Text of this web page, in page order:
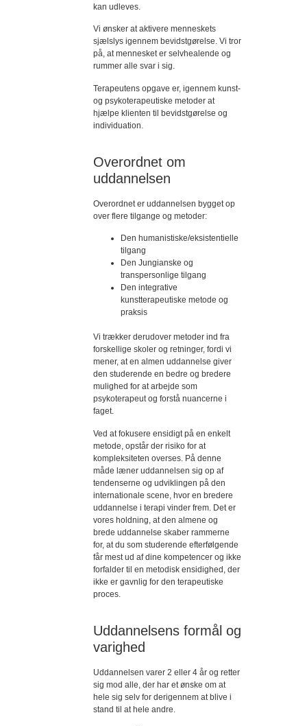
kan udleves.
Vi ønsker at aktivere menneskets
sjælslys igennem bevidstgørelse. Vi tror
på, at mennesket er selvhealende og
rummer alle svar i sig.
Terapeutens opgave er, igennem kunst-
og psykoterapeutiske metoder at
hjælpe klienten til bevidstgørelse og
individuation.
Overordnet om
uddannelsen
Overordnet er uddannelsen bygget op
over flere tilgange og metoder:
Den humanistiske/eksistentielle
tilgang
Den Jungianske og
transpersonlige tilgang
Den integrative
kunstterapeutiske metode og
praksis
Vi trækker derudover metoder ind fra
forskellige skoler og retninger, fordi vi
mener, at en almen uddannelse giver
den studerende en bedre og bredere
mulighed for at arbejde som
psykoterapeut og forstå nuancerne i
faget.
Ved at fokusere ensidigt på en enkelt
metode, opstår der risiko for at
kompleksiteten overses. På denne
måde læner uddannelsen sig op af
tendenserne og udviklingen på den
internationale scene, hvor en bredere
uddannelse i terapi vinder frem. Det er
vores holdning, at den almene og
brede uddannelse skaber rammerne
for, at du som studerende efterfølgende
får mest ud af dine kompetencer og ikke
forfalder til en metodisk ensidighed, der
ikke er gavnlig for den terapeutiske
proces.
Uddannelsens formål og
varighed
Uddannelsen varer 2 eller 4 år og retter
sig mod alle, der har et ønske om at
hele sig selv for derigennem at blive i
stand til at hele andre.